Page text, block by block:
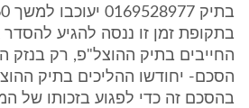
בתקופת זמן זו ננסה להגיע להסדר
החייבים בתיק ההוצל"פ, רק בנזק
בהסכם זה כדי לפגוע בזכותו של